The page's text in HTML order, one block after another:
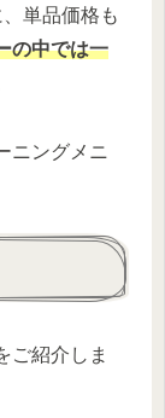
単品価格も
の中では一
ニングメニ
ご紹介しま